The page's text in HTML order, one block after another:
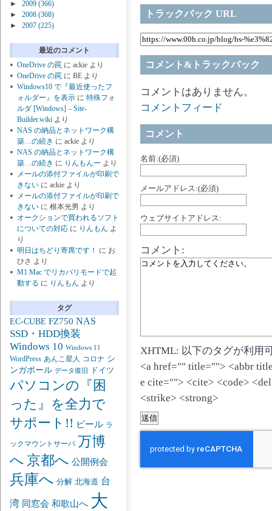
► 2009 (366)
►
2008 (368)
►
2007 (225)
最近のコメント
OneDrive の罠 に ackie より
OneDrive の罠 に BE より
Windows10 で『最近使ったフ
ォルダー』を表示 に 特殊フォ
ルダ [Windows] – Site-
Builder.wiki より
NAS の納品とネットワーク構
築…の続き に ackie より
NAS の納品とネットワーク構
築…の続き に りんもんー より
メールの添付ファイルが印刷で
きない に ackie より
メールの添付ファイルが印刷で
きない に 根本光男 より
オークションで買われるソフト
についての対応 に りんもん よ
り
明日はちどり寄席です！
に お
ひさ より
M1 Mac でリカバリモードで起
動する に りんもん より
タグ
EC-CUBE FZ750 NAS
SSD・HDD換装
Windows 10 Windows 11
WordPress あんこ星人 コロナ シ
ンガポール データ復旧 ドイツ
パソコンの『困
った』を全力で
サポート!! ビール ラ
ックマウントサーバ 万博
へ 京都へ 公開例会
兵庫へ 分解 北海道 台
湾 同窓会 和歌山へ 大
トラックバック URL
コメント&トラックバック
コメントはありません。
コメントフィード
コメント
名前:(必須)
メールアドレス:(必須)
ウェブサイトアドレス:
コメント:
XHTML: 以下のタグが利用
<a href="" title=""> <abbr
e cite=""> <cite> <code>
<strike> <strong>